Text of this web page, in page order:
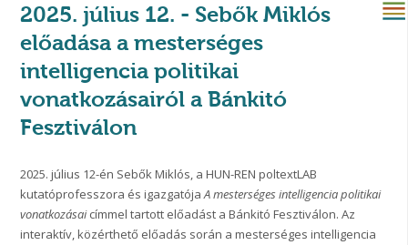
2025. július 12. - Sebők Miklós
előadása a mesterséges
intelligencia politikai
vonatkozásairól a Bánkitó
Fesztiválon
2025. július 12-én Sebők Miklós, a HUN-REN poltextLAB
kutatóprofesszora és igazgatójaA mesterséges intelligencia politikai
vonatkozásaicímmel tartott előadást a Bánkitó Fesztiválon. Az
interaktív, közérthető előadás során a mesterséges intelligencia